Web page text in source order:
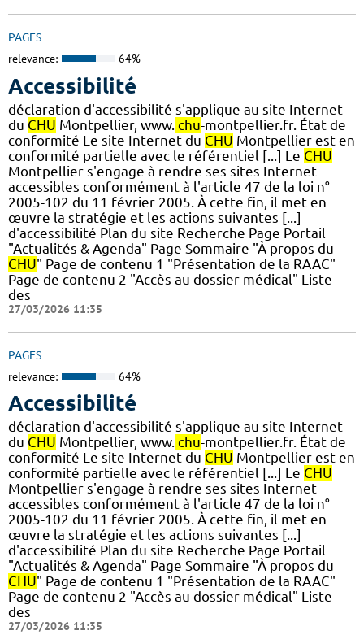
PAGES
relevance: 64%
Accessibilité
déclaration d'accessibilité s'applique au site Internet
du CHU Montpellier, www. chu-montpellier.fr. État de
conformité Le site Internet du CHU Montpellier est en
conformité partielle avec le référentiel [...] Le CHU
Montpellier s'engage à rendre ses sites Internet
accessibles conformément à l'article 47 de la loi n°
2005-102 du 11 février 2005. À cette fin, il met en
œuvre la stratégie et les actions suivantes [...]
d'accessibilité Plan du site Recherche Page Portail
"Actualités & Agenda" Page Sommaire "À propos du
CHU" Page de contenu 1 "Présentation de la RAAC"
Page de contenu 2 "Accès au dossier médical" Liste
des
27/03/2026 11:35
PAGES
relevance: 64%
Accessibilité
déclaration d'accessibilité s'applique au site Internet
du CHU Montpellier, www. chu-montpellier.fr. État de
conformité Le site Internet du CHU Montpellier est en
conformité partielle avec le référentiel [...] Le CHU
Montpellier s'engage à rendre ses sites Internet
accessibles conformément à l'article 47 de la loi n°
2005-102 du 11 février 2005. À cette fin, il met en
œuvre la stratégie et les actions suivantes [...]
d'accessibilité Plan du site Recherche Page Portail
"Actualités & Agenda" Page Sommaire "À propos du
CHU" Page de contenu 1 "Présentation de la RAAC"
Page de contenu 2 "Accès au dossier médical" Liste
des
27/03/2026 11:35